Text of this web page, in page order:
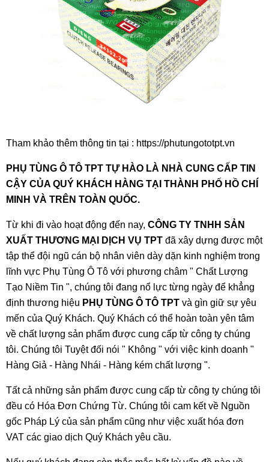
Tham khảo thêm thông tin tại : https://phutungototpt.vn
PHỤ TÙNG Ô TÔ TPT TỰ HÀO LÀ NHÀ CUNG CẤP TIN
CẬY CỦA QUÝ KHÁCH HÀNG TẠI THÀNH PHỐ HỒ CHÍ
MINH VÀ TRÊN TOÀN QUỐC.
Từ khi đi vào hoạt động đến nay, CÔNG TY TNHH SẢN
XUẤT THƯƠNG MẠI DỊCH VỤ TPT đã xây dựng được một
tập thể đội ngũ cán bộ nhân viên dày dặn kinh nghiệm trong
lĩnh vực Phụ Tùng Ô Tô với phương châm " Chất Lượng
Tạo Niềm Tin ", chúng tôi đang nổ lực từng ngày để khẳng
định thương hiệu PHỤ TÙNG Ô TÔ TPT và gìn giữ sự yêu
mến của Quý Khách. Quý Khách có thể hoàn toàn yên tâm
về chất lượng sản phẩm được cung cấp từ công ty chúng
tôi. Chúng tôi Tuyệt đối nói " Không " với việc kinh doanh "
Hàng Giả - Hàng Nhái - Hàng kém chất lượng ".
Tất cả những sản phẩm được cung cấp từ công ty chúng tôi
đều có Hóa Đơn Chứng Từ. Chúng tôi cam kết về Nguồn
gốc Pháp Lý của sản phẩm cũng như việc xuất hóa đơn
VAT các giao dịch Quý Khách yêu cầu.